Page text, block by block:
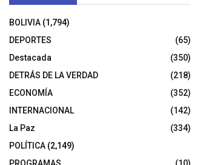
BOLIVIA (1,794)
DEPORTES
(65)
Destacada
(350)
DETRÁS DE LA VERDAD
(218)
ECONOMÍA
(352)
INTERNACIONAL
(142)
La Paz
(334)
POLÍTICA (2,149)